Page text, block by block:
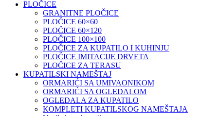
PLOČICE
GRANITNE PLOČICE
PLOČICE 60×60
PLOČICE 60×120
PLOČICE 100×100
PLOČICE ZA KUPATILO I KUHINJU
PLOČICE IMITACIJE DRVETA
PLOČICE ZA TERASU
KUPATILSKI NAMEŠTAJ
ORMARIĆI SA UMIVAONIKOM
ORMARIĆI SA OGLEDALOM
OGLEDALA ZA KUPATILO
KOMPLETI KUPATILSKOG NAMEŠTAJA